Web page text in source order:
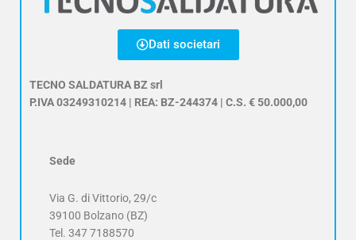
Dati societari
TECNO SALDATURA BZ srl
P.IVA 03249310214 | REA: BZ-244374 | C.S. € 50.000,00
Sede
Via G. di Vittorio, 29/c
39100 Bolzano (BZ)
Tel. 347 7188570